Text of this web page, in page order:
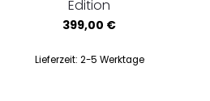
Edition
399,00 €
Lieferzeit: 2-5 Werktage